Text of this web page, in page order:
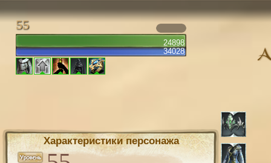
24898
34028
55
Характеристики персонажа